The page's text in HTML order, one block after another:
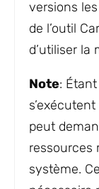
versions
de l’outil
d’utiliser la
Note:
peut
ressources
système.